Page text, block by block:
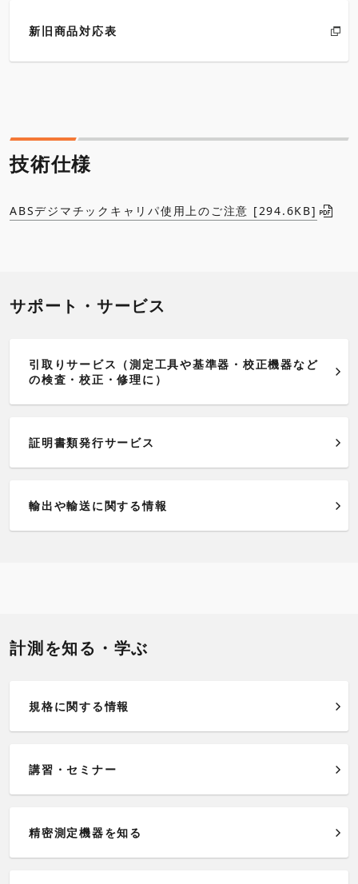
新旧商品対応表
技術仕様
ABSデジマチックキャリパ使用上のご注意 [294.6KB]
サポート・サービス
引取りサービス（測定工具や基準器・校正機器など
の検査・校正・修理に）
証明書類発行サービス
輸出や輸送に関する情報
計測を知る・学ぶ
規格に関する情報
講習・セミナー
精密測定機器を知る